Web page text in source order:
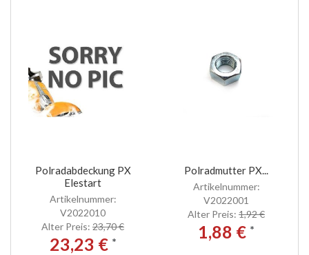
Polradabdeckung PX
Elestart
Artikelnummer:
V2022010
Alter Preis: 23,70 €
23,23 € *
Polradmutter PX...
Artikelnummer:
V2022001
Alter Preis: 1,92 €
1,88 € *